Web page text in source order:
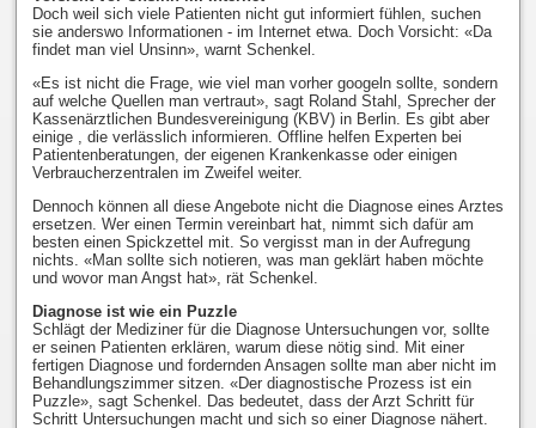
Doch weil sich viele Patienten nicht gut informiert fühlen, suchen
sie anderswo Informationen - im Internet etwa. Doch Vorsicht: «Da
findet man viel Unsinn», warnt Schenkel.
«Es ist nicht die Frage, wie viel man vorher googeln sollte, sondern
auf welche Quellen man vertraut», sagt Roland Stahl, Sprecher der
Kassenärztlichen Bundesvereinigung (KBV) in Berlin. Es gibt aber
einige , die verlässlich informieren. Offline helfen Experten bei
Patientenberatungen, der eigenen Krankenkasse oder einigen
Verbraucherzentralen im Zweifel weiter.
Dennoch können all diese Angebote nicht die Diagnose eines Arztes
ersetzen. Wer einen Termin vereinbart hat, nimmt sich dafür am
besten einen Spickzettel mit. So vergisst man in der Aufregung
nichts. «Man sollte sich notieren, was man geklärt haben möchte
und wovor man Angst hat», rät Schenkel.
Diagnose ist wie ein Puzzle
Schlägt der Mediziner für die Diagnose Untersuchungen vor, sollte
er seinen Patienten erklären, warum diese nötig sind. Mit einer
fertigen Diagnose und fordernden Ansagen sollte man aber nicht im
Behandlungszimmer sitzen. «Der diagnostische Prozess ist ein
Puzzle», sagt Schenkel. Das bedeutet, dass der Arzt Schritt für
Schritt Untersuchungen macht und sich so einer Diagnose nähert.